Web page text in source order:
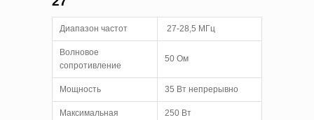
Диапазон частот 27-28,5 МГц
Волновое
сопротивление
50 Ом
Мощность 35 Вт непрерывно
Максимальная
250 Вт